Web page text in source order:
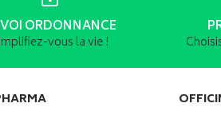
ORDONNANCE
vous la vie !